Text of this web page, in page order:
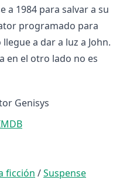
a 1984 para salvar a su
programado para
a dar a luz a John.
en el otro lado no es
Genisys
ficción /Suspense